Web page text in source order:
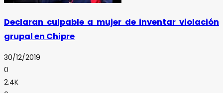
Declaran culpable a mujer de inventar violación
grupal en Chipre
30/12/2019
0
2.4K